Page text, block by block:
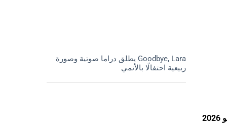
Goodbye, Lara يطلق دراما صوتية وصورة
ربيعية احتفالًا بالأنمي